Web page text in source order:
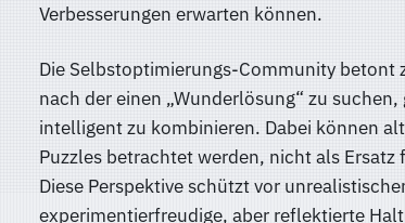
Verbesserungen erwarten können.
Die Selbstoptimierungs-Community betont
nach der einen „Wunderlösung“ zu
intelligent zu kombinieren. Dabei können
Puzzles betrachtet werden, nicht als
Diese Perspektive schützt vor
experimentierfreudige, aber reflektierte